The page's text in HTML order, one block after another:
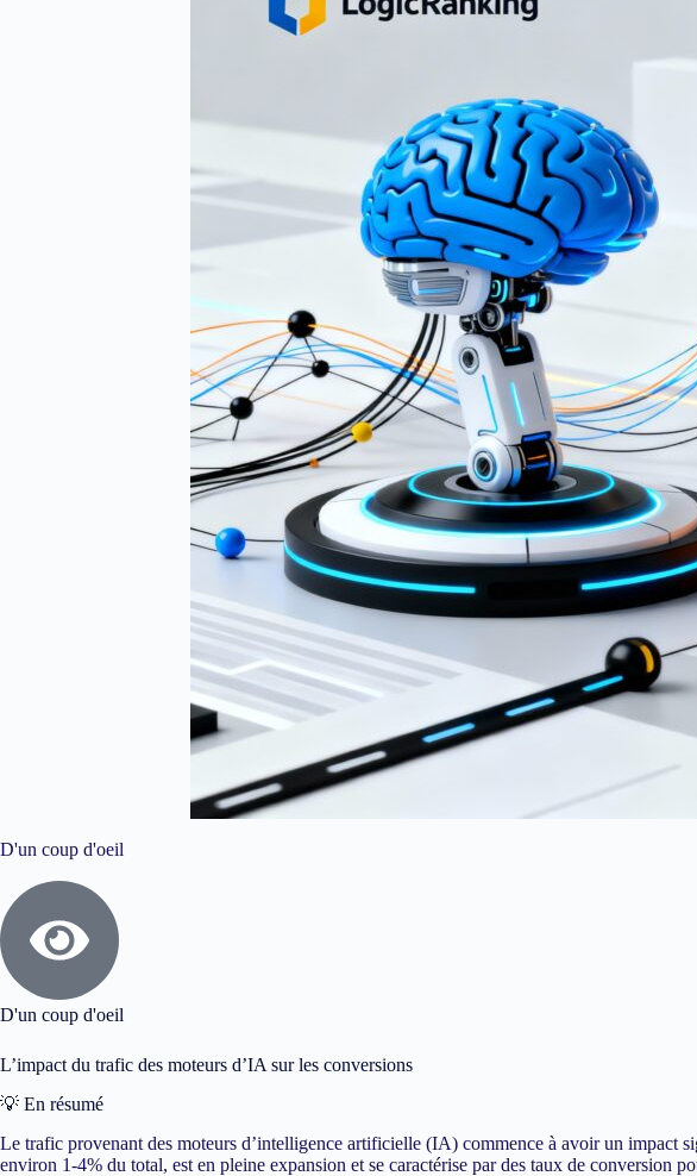
D'un coup d'oeil
D'un coup d'oeil
L’impact du trafic des moteurs d’IA sur les conversions
💡 En résumé
Le trafic provenant des moteurs d’intelligence artificielle (IA) commence à avoir un impact
environ 1-4% du total, est en pleine expansion et se caractérise par des taux de conversion